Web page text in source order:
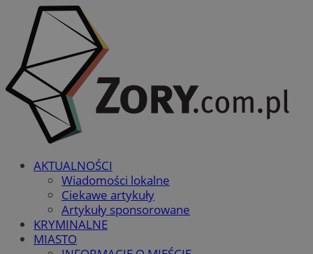
AKTUALNOŚCI
Wiadomości lokalne
Ciekawe artykuły
Artykuły sponsorowane
KRYMINALNE
MIASTO